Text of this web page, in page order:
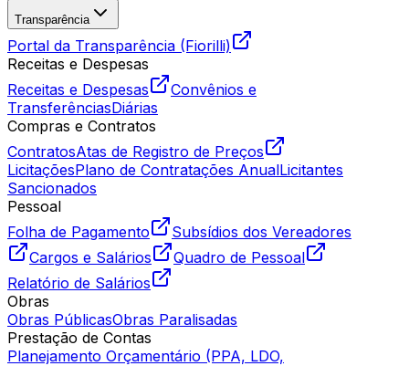
Transparência
Portal da Transparência (Fiorilli)
Receitas e Despesas
Receitas e Despesas
Convênios e
TransferênciasDiárias
Compras e Contratos
ContratosAtas de Registro de Preços
LicitaçõesPlano de Contratações AnualLicitantes
Sancionados
Pessoal
Folha de Pagamento
Subsídios dos Vereadores
Cargos e Salários
Quadro de Pessoal
Relatório de Salários
Obras
Obras PúblicasObras Paralisadas
Prestação de Contas
Planejamento Orçamentário (PPA, LDO,